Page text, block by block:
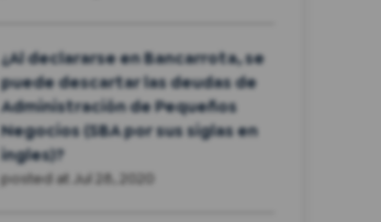
¿Al declararse en Bancarrota, se
puede descartar las deudas de
Administración de Pequeños
Negocios (SBA por sus siglas en
ingles)?
posted at Jul 28, 2020